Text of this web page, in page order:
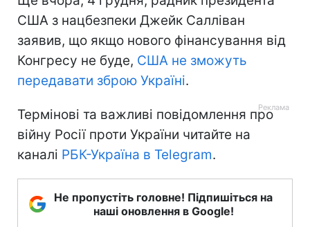
США з нацбезпеки Джейк Салліван
заявив, що якщо нового фінансування від
Конгресу не буде, США не зможуть
передавати зброю Україні.
Термінові та важливі повідомлення про
війну Росії проти України читайте на
каналі РБК-Україна в Telegram.
Не пропустіть головне! Підпишіться на
наші оновлення в Google!